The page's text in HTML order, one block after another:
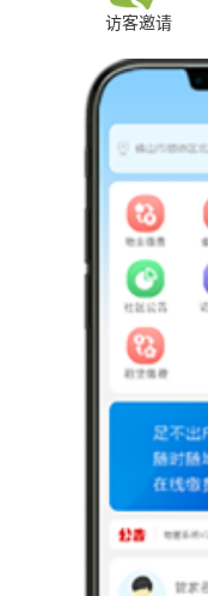
访客邀请